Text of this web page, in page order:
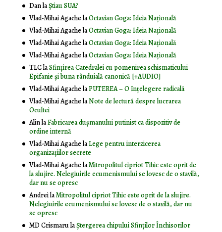
DanlaȘtiau SUA?
Vlad-Mihai AgachelaOctavian Goga: Ideia Naţională
Vlad-Mihai AgachelaOctavian Goga: Ideia Naţională
Vlad-Mihai AgachelaOctavian Goga: Ideia Naţională
Vlad-Mihai AgachelaOctavian Goga: Ideia Naţională
TLClaSfințirea Catedralei cu pomenirea schismaticului
Epifanie și buna rânduială canonică [+AUDIO]
Vlad-Mihai AgachelaPUTEREA – O înţelegere radicală
Vlad-Mihai AgachelaNote de lectură despre lucrarea
Ocultei
AlinlaFabricarea dușmanului putinist ca dispozitiv de
ordine internă
Vlad-Mihai AgachelaLege pentru interzicerea
organizaţiilor secrete
Vlad-Mihai AgachelaMitropolitul cipriot Tihic este oprit de
la slujire. Nelegiuirile ecumenismului se lovesc de o stavilă,
dar nu se opresc
AndreilaMitropolitul cipriot Tihic este oprit de la slujire.
Nelegiuirile ecumenismului se lovesc de o stavilă, dar nu
se opresc
MD CrismarulaŞtergerea chipului Sfinţilor Închisorilor